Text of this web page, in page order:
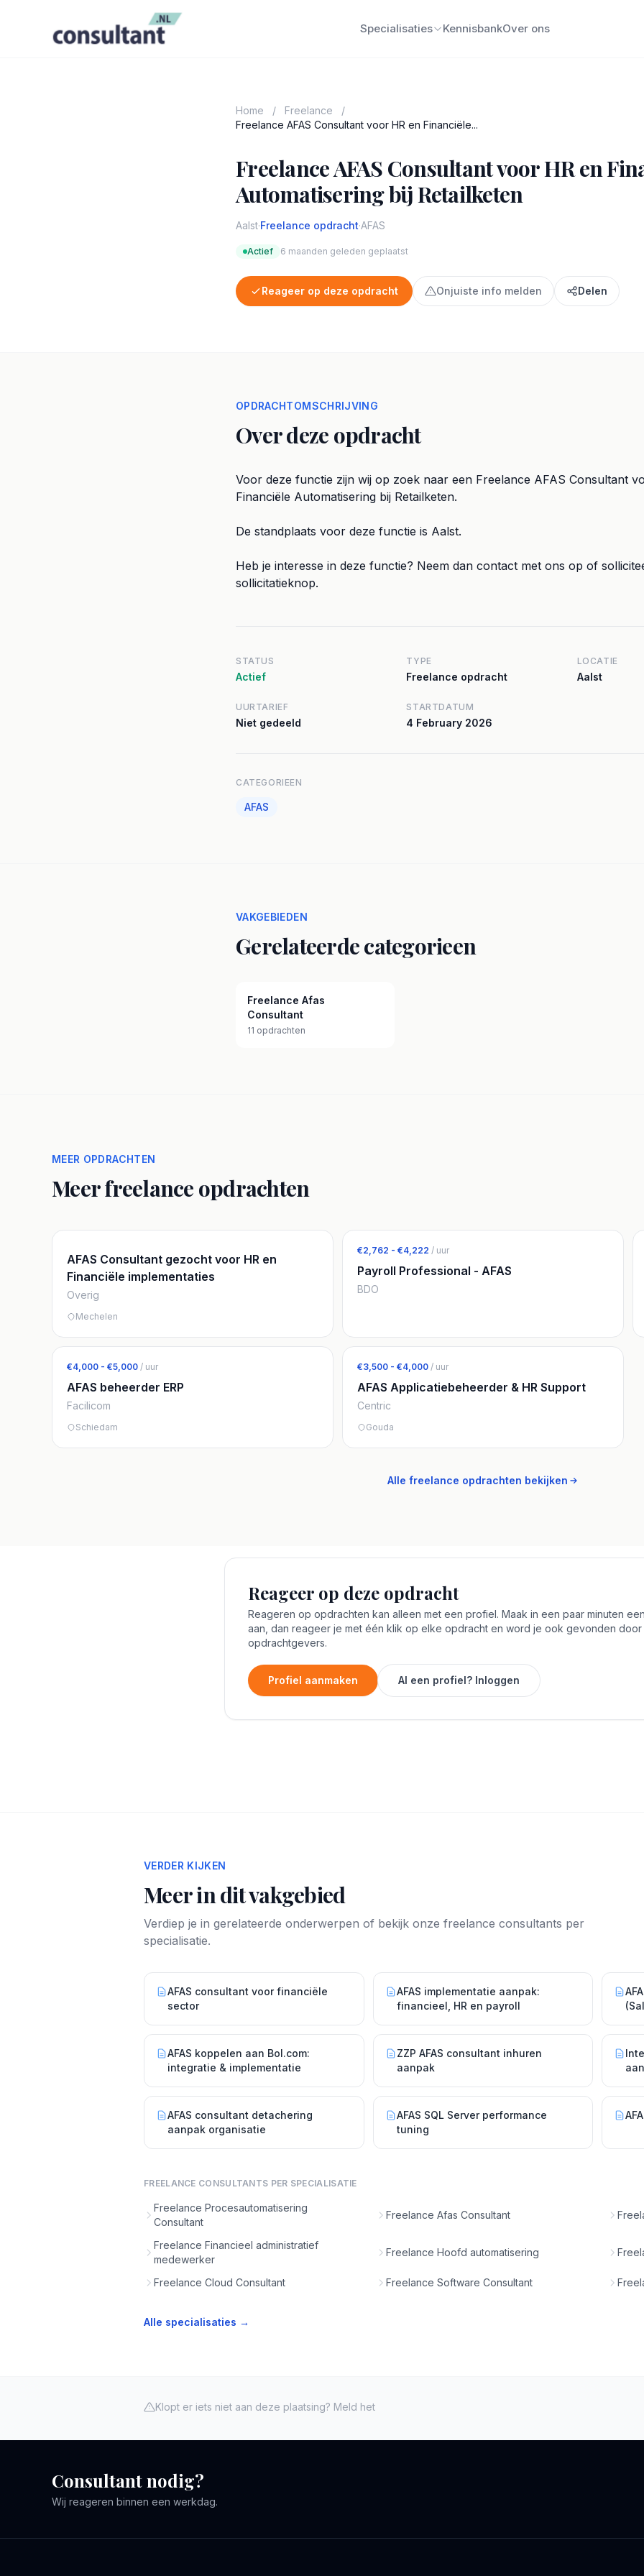
Specialisaties KennisbankOver ons
Home / Freelance
/
Freelance AFAS Consultant voor HR en Financiële...
Freelance AFAS Consultant voor HR en
Automatisering bij Retailketen
Aalst·Freelance opdracht·AFAS
Actief 6 maanden geleden geplaatst
Reageer op deze opdracht Onjuiste info melden Delen
OPDRACHTOMSCHRIJVING
Over deze opdracht
Voor deze functie zijn wij op zoek naar een Freelance AFAS Consultant
Financiële Automatisering bij Retailketen.
De standplaats voor deze functie is Aalst.
Heb je interesse in deze functie? Neem dan contact met ons op of
sollicitatieknop.
STATUS
Actief
TYPE
Freelance opdracht
LOCATIE
Aalst
UURTARIEF
Niet gedeeld
STARTDATUM
4 February 2026
CATEGORIEEN
AFAS
VAKGEBIEDEN
Gerelateerde categorieen
Freelance Afas
Consultant
11 opdrachten
MEER OPDRACHTEN
Meer freelance opdrachten
AFAS Consultant gezocht voor HR en
Financiële implementaties
Overig
Mechelen
€2,762 - €4,222 / uur
Payroll Professional - AFAS
BDO
€4,000 - €5,000 / uur
AFAS beheerder ERP
Facilicom
Schiedam
€3,500 - €4,000 / uur
AFAS Applicatiebeheerder & HR Support
Centric
Gouda
Alle freelance opdrachten bekijken
Reageer op deze opdracht
Reageren op opdrachten kan alleen met een profiel. Maak in een paar minuten
aan, dan reageer je met één klik op elke opdracht en word je ook gevonden door
opdrachtgevers.
Profiel aanmaken Al een profiel? Inloggen
VERDER KIJKEN
Meer in dit vakgebied
Verdiep je in gerelateerde onderwerpen of bekijk onze freelance consultants per
specialisatie.
AFAS consultant voor financiële
sector
AFAS implementatie aanpak:
financieel, HR en payroll
AFAS koppelen aan Bol.com:
integratie & implementatie
ZZP AFAS consultant inhuren
aanpak
AFAS consultant detachering
aanpak organisatie
AFAS SQL Server performance
tuning
FREELANCE CONSULTANTS PER SPECIALISATIE
Freelance Procesautomatisering
Consultant
Freelance Afas Consultant
Freelance Financieel administratief
medewerker
Freelance Hoofd automatisering
Freelance Cloud Consultant Freelance Software Consultant
Alle specialisaties →
Klopt er iets niet aan deze plaatsing? Meld het
Consultant nodig?
Wij reageren binnen een werkdag.